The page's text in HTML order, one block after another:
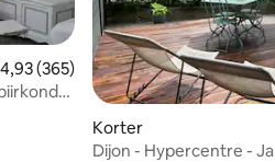
hinnang 4,93/5, 365
4,93 (365)
Korter
Dijon - Hypercentre -